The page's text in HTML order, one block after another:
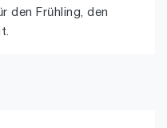
den Frühling, den